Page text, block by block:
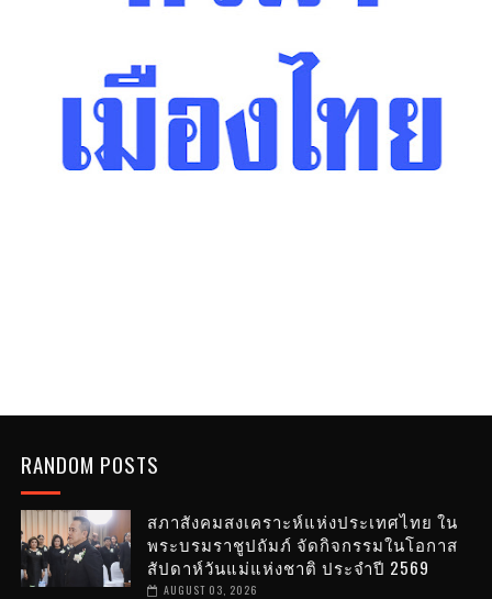
RANDOM POSTS
สภาสังคมสงเคราะห์แห่งประเทศไทย ใน
พระบรมราชูปถัมภ์ จัดกิจกรรมในโอกาส
สัปดาห์วันแม่แห่งชาติ ประจำปี 2569
AUGUST 03, 2026